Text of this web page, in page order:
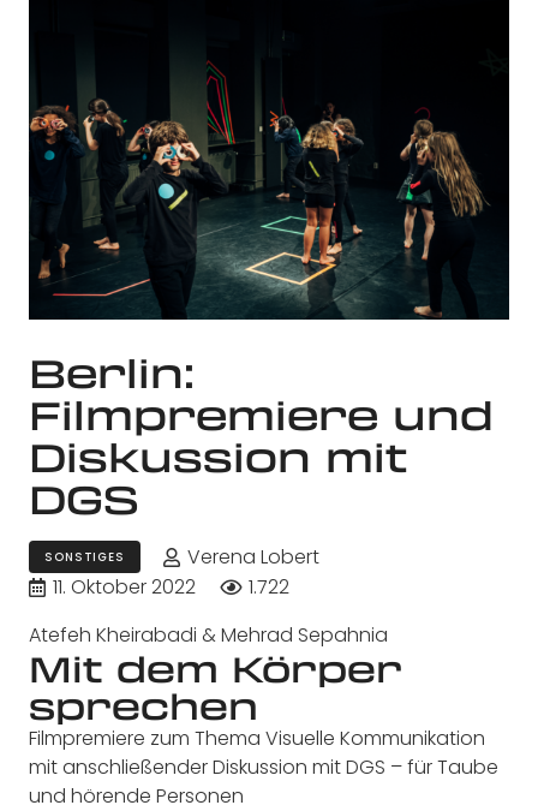
Berlin:
Filmpremiere und
Diskussion mit
DGS
SONSTIGES
Verena Lobert
11. Oktober 2022
1.722
Atefeh Kheirabadi & Mehrad Sepahnia
Mit dem Körper
sprechen
Filmpremiere zum Thema Visuelle Kommunikation
mit anschließender Diskussion mit DGS – für Taube
und hörende Personen